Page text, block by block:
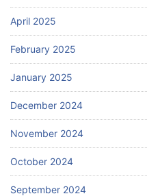
April 2025
February 2025
January 2025
December 2024
November 2024
October 2024
September 2024